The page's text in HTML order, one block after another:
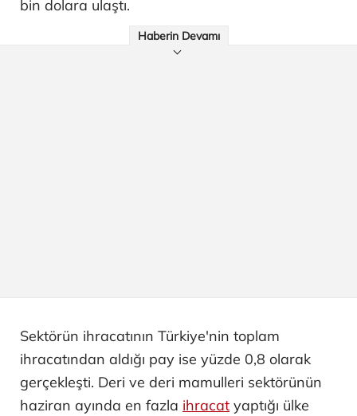
bin dolara ulaştı.
Haberin Devamı
Sektörün ihracatının Türkiye'nin toplam
ihracatından aldığı pay ise yüzde 0,8 olarak
gerçekleşti. Deri ve deri mamulleri sektörünün
haziran ayında en fazla ihracat yaptığı ülke